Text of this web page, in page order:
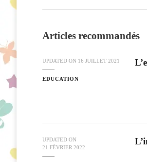
Articles recommandés
UPDATED ON 16 JUILLET 2021
EDUCATION
UPDATED ON
21 FÉVRIER 2022